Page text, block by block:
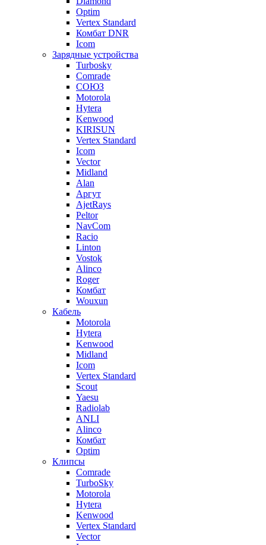
Optim
Vertex Standard
Комбат DNR
Icom
Зарядные устройства
Turbosky
Comrade
СОЮЗ
Motorola
Hytera
Kenwood
KIRISUN
Vertex Standard
Icom
Vector
Midland
Alan
Аргут
AjetRays
Peltor
NavCom
Racio
Linton
Vostok
Alinco
Roger
Комбат
Wouxun
Кабель
Motorola
Hytera
Kenwood
Midland
Icom
Vertex Standard
Scout
Yaesu
Radiolab
ANLI
Alinco
Комбат
Optim
Клипсы
Comrade
TurboSky
Motorola
Hytera
Kenwood
Vertex Standard
Vector